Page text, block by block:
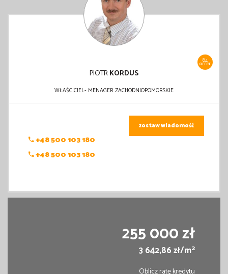
84
OFERT
PIOTRKORDUS
WŁAŚCICIEL- MENAGER ZACHODNIOPOMORSKIE
+48 500 103 180
+48 500 103 180
zostaw wiadomość
255 000 zł
3 642,86 zł/m2